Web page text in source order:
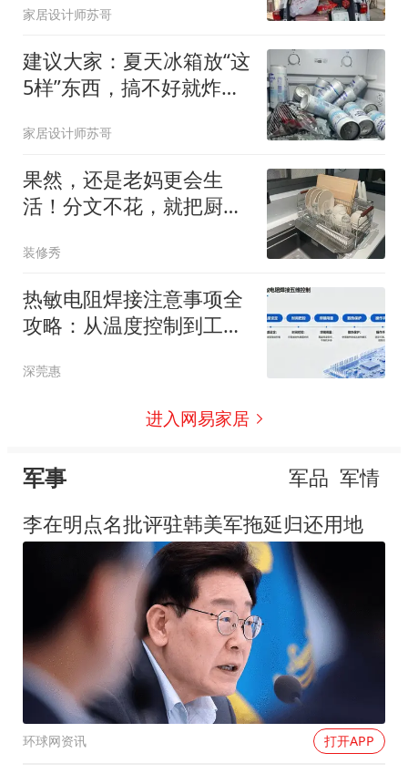
家居设计师苏哥
建议大家：夏天冰箱放“这
5样”东西，搞不好就炸
家居设计师苏哥
果然，还是老妈更会生
活！分文不花，就把厨房
装修秀
热敏电阻焊接注意事项全
攻略：从温度控制到工艺
深莞惠
进入网易家居
军事 军品 军情
李在明点名批评驻韩美军拖延归还用地
环球网资讯 打开APP